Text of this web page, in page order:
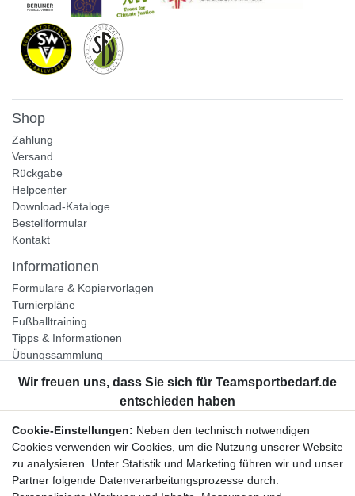
Shop
Zahlung
Versand
Rückgabe
Helpcenter
Download-Kataloge
Bestellformular
Kontakt
Informationen
Formulare & Kopiervorlagen
Turnierpläne
Fußballtraining
Tipps & Informationen
Übungssammlung
Unternehmen
Widerrufsrecht
Bestellung widerrufen
Cookie-Einstellungen: Neben den technisch notwendigen
Cookies verwenden wir Cookies, um die Nutzung unserer Website
zu analysieren. Unter Statistik und Marketing führen wir und unser
Partner folgende Datenverarbeitungsprozesse durch: